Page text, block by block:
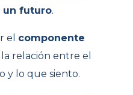
un futuro.
el componente
la relación entre el
y lo que siento.